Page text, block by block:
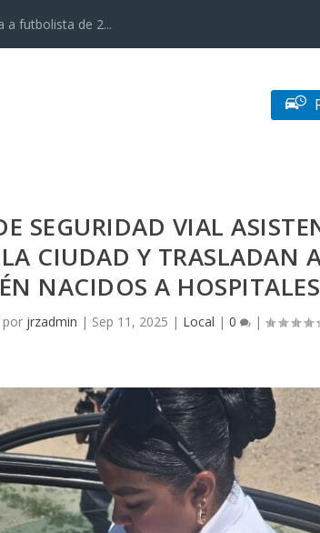
a futbolista de 2...
SEGURIDAD VIAL
CIUDAD Y TRASLADAN
NACIDOS A HOSPITALES
por jrzadmin | Sep 11, 2025 | Local | 0 |